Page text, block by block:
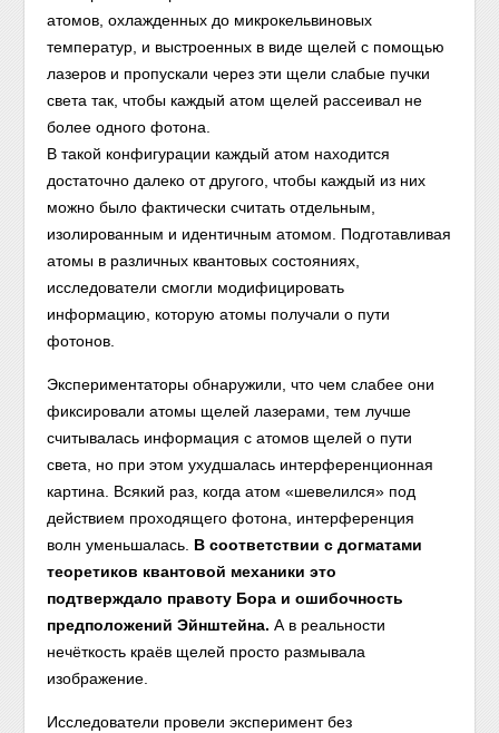
атомов, охлажденных до микрокельвиновых
температур, и выстроенных в виде щелей с помощью
лазеров и пропускали через эти щели слабые пучки
света так, чтобы каждый атом щелей рассеивал не
более одного фотона.
В такой конфигурации каждый атом находится
достаточно далеко от другого, чтобы каждый из них
можно было фактически считать отдельным,
изолированным и идентичным атомом. Подготавливая
атомы в различных квантовых состояниях,
исследователи смогли модифицировать
информацию, которую атомы получали о пути
фотонов.
Экспериментаторы обнаружили, что чем слабее они
фиксировали атомы щелей лазерами, тем лучше
считывалась информация с атомов щелей о пути
света, но при этом ухудшалась интерференционная
картина. Всякий раз, когда атом «шевелился» под
действием проходящего фотона, интерференция
волн уменьшалась. В соответствии с догматами
теоретиков квантовой механики это
подтверждало правоту Бора и ошибочность
предположений Эйнштейна. А в реальности
нечёткость краёв щелей просто размывала
изображение.
Исследователи провели эксперимент без